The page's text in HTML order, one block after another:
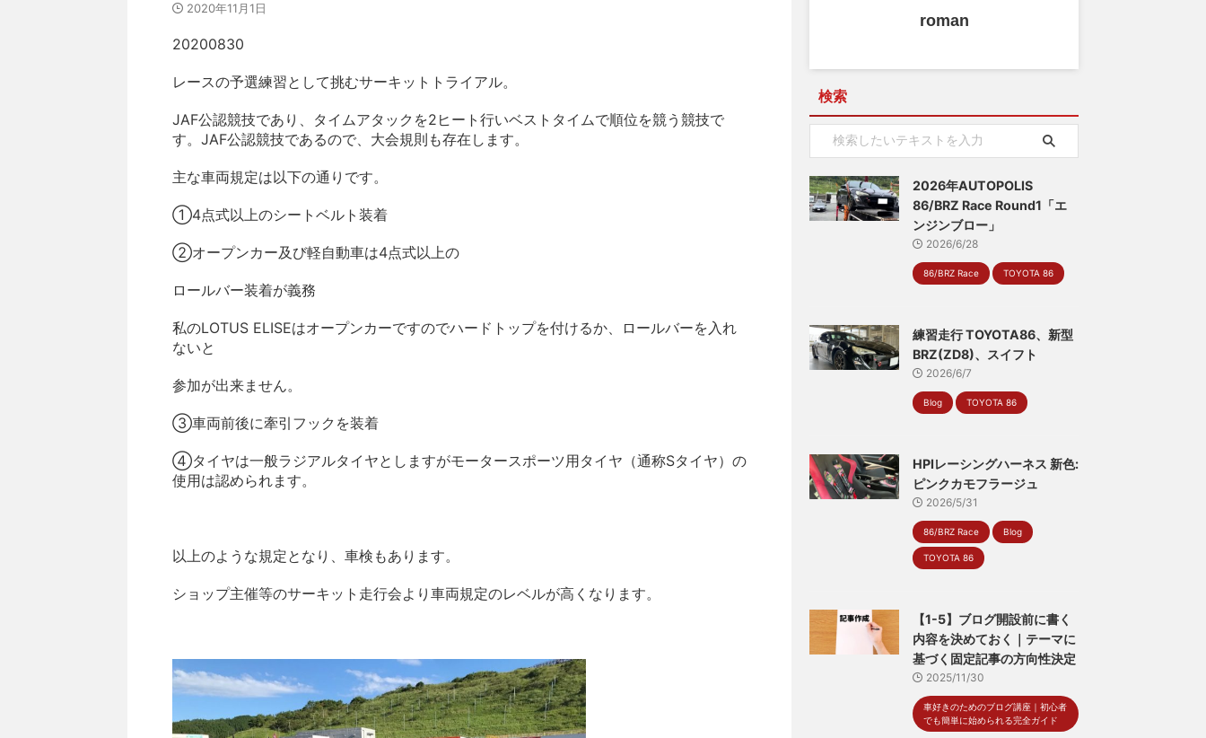
2020年11月1日
20200830
レースの予選練習として挑むサーキットトライアル。
JAF公認競技であり、タイムアタックを2ヒート行いベストタイムで順位を競う競技で
す。JAF公認競技であるので、大会規則も存在します。
主な車両規定は以下の通りです。
①4点式以上のシートベルト装着
②オープンカー及び軽自動車は4点式以上の
ロールバー装着が義務
私のLOTUS ELISEはオープンカーですのでハードトップを付けるか、ロールバーを入れ
ないと
参加が出来ません。
③車両前後に牽引フックを装着
④タイヤは一般ラジアルタイヤとしますがモータースポーツ用タイヤ（通称Sタイヤ）の
使用は認められます。
以上のような規定となり、車検もあります。
ショップ主催等のサーキット走行会より車両規定のレベルが高くなります。
roman
検索
2026年AUTOPOLIS
86/BRZ Race Round1「エ
ンジンブロー」
2026/6/28
86/BRZ Race TOYOTA 86
練習走行 TOYOTA86、新型
BRZ(ZD8)、スイフト
2026/6/7
Blog TOYOTA 86
HPIレーシングハーネス 新色:
ピンクカモフラージュ
2026/5/31
86/BRZ Race Blog
TOYOTA 86
【1-5】ブログ開設前に書く
内容を決めておく｜テーマに
基づく固定記事の方向性決定
2025/11/30
車好きのためのブログ講座｜初心者
でも簡単に始められる完全ガイド